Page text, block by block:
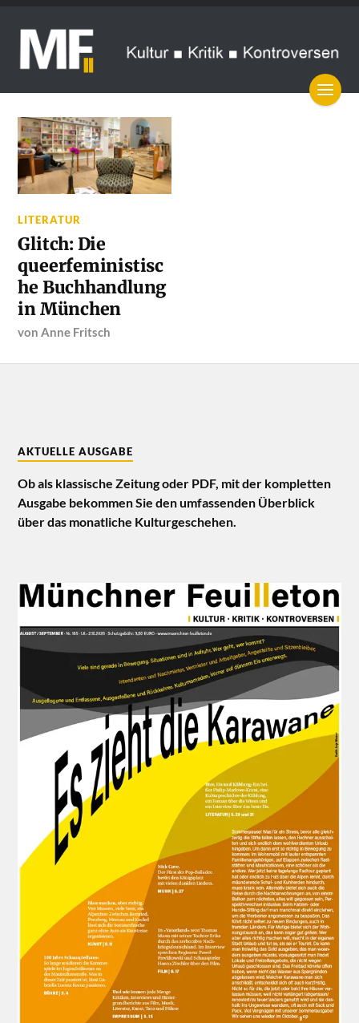
LITERATUR
Glitch: Die
queerfeministisc
he Buchhandlung
in München
von Anne Fritsch
AKTUELLE AUSGABE
Ob als klassische Zeitung oder PDF, mit der kompletten
Ausgabe bekommen Sie den umfassenden Überblick
über das monatliche Kulturgeschehen.